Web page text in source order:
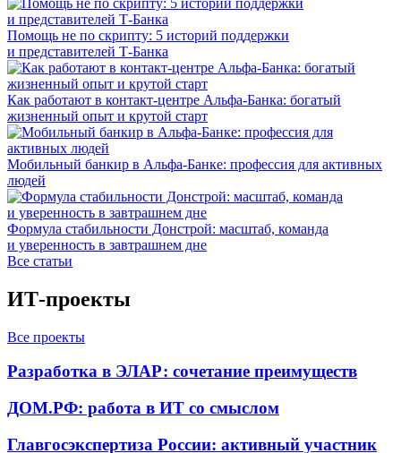
Помощь не по скрипту: 5 историй поддержки
и представителей Т-Банка
Как работают в контакт-центре Альфа-Банка: богатый
жизненный опыт и крутой старт
Мобильный банкир в Альфа-Банке: профессия для активных
людей
Формула стабильности Донстрой: масштаб, команда
и уверенность в завтрашнем дне
Все статьи
ИТ-проекты
Все проекты
Разработка в ЭЛАР: сочетание преимуществ
ДОМ.РФ: работа в ИТ со смыслом
Главгосэкспертиза России: активный участник